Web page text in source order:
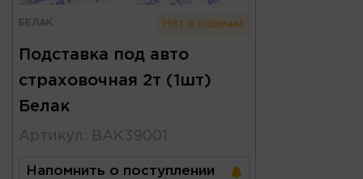
БЕЛАК Нет в наличии
Подставка под авто
страховочная 2т (1шт)
Белак
Артикул : BAK39001
Напомнить о поступлении